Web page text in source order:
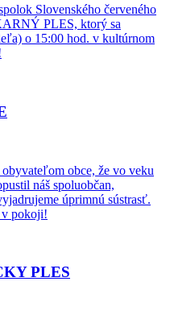
Slovenského červeného
PLES, ktorý sa
o 15:00 hod. v kultúrnom
obce, že vo veku
náš spoluobčan,
úprimnú sústrasť.
v pokoji!
PLES